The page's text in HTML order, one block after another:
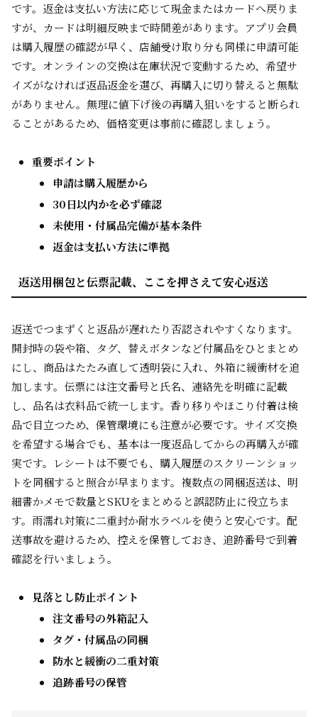
です。返金は支払い方法に応じて現金またはカードへ戻りま
すが、カードは明細反映まで時間差があります。アプリ会員
は購入履歴の確認が早く、店舗受け取り分も同様に申請可能
です。オンラインの交換は在庫状況で変動するため、希望サ
イズがなければ返品返金を選び、再購入に切り替えると無駄
がありません。無理に値下げ後の再購入狙いをすると断られ
ることがあるため、価格変更は事前に確認しましょう。
重要ポイント
申請は購入履歴から
30日以内かを必ず確認
未使用・付属品完備が基本条件
返金は支払い方法に準拠
返送用梱包と伝票記載、ここを押さえて安心返送
返送でつまずくと返品が遅れたり否認されやすくなります。
開封時の袋や箱、タグ、替えボタンなど付属品をひとまとめ
にし、商品はたたみ直して透明袋に入れ、外箱に緩衝材を追
加します。伝票には注文番号と氏名、連絡先を明確に記載
し、品名は衣料品で統一します。香り移りやほこり付着は検
品で目立つため、保管環境にも注意が必要です。サイズ交換
を希望する場合でも、基本は一度返品してからの再購入が確
実です。レシートは不要でも、購入履歴のスクリーンショッ
トを同梱すると照合が早まります。複数点の同梱返送は、明
細書かメモで数量とSKUをまとめると誤認防止に役立ちま
す。雨濡れ対策に二重封か耐水ラベルを使うと安心です。配
送事故を避けるため、控えを保管しておき、追跡番号で到着
確認を行いましょう。
見落とし防止ポイント
注文番号の外箱記入
タグ・付属品の同梱
防水と緩衝の二重対策
追跡番号の保管